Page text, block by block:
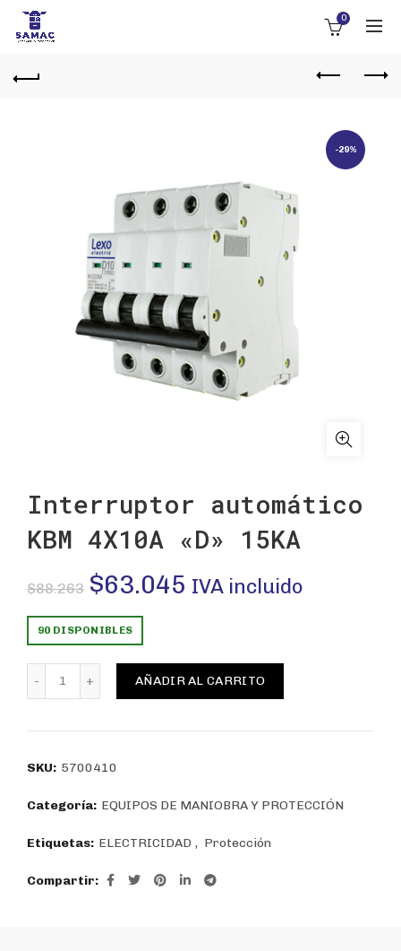
0
-29%
Interruptor automático
KBM 4X10A «D» 15KA
$88.263 El
precio
original
era:
$63.045 El
actual
es:
IVA incluido
90 DISPONIBLES
Interruptor automático KBM 4X10A "D" 15KA cantidad
AÑADIR AL CARRITO
SKU: 5700410
Categoría: EQUIPOS DE MANIOBRA Y PROTECCIÓN
Etiquetas: ELECTRICIDAD , Protección
Compartir